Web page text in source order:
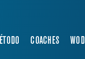
COACHES WOD